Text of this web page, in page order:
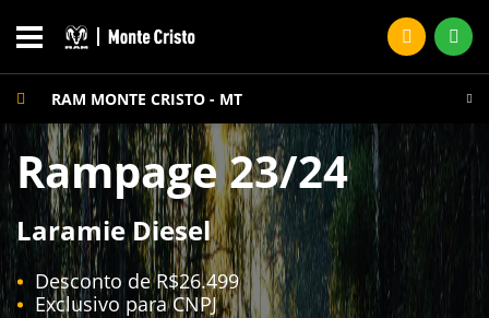
RAM MONTE CRISTO - MT
Rampage 23/24
Laramie Diesel
Desconto de R$26.499
Exclusivo para CNPJ